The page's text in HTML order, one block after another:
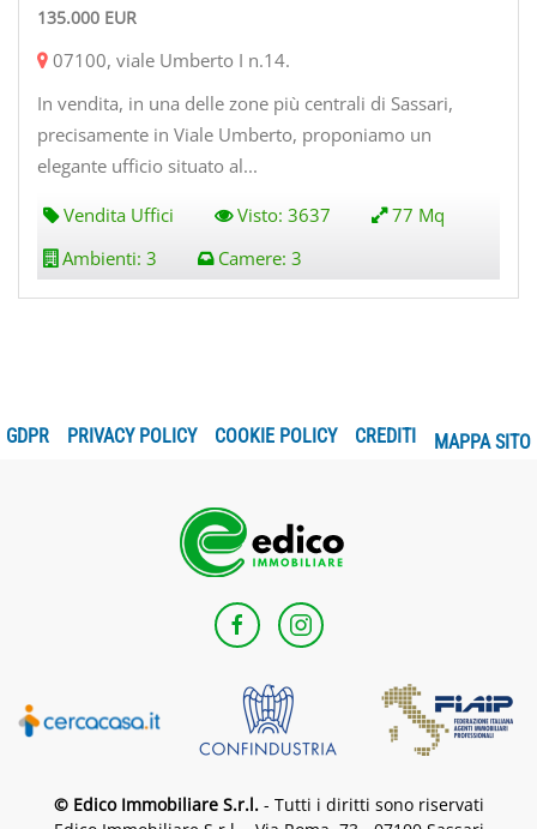
135.000 EUR
07100, viale Umberto I n.14.
In vendita, in una delle zone più centrali di Sassari,
precisamente in Viale Umberto, proponiamo un
elegante ufficio situato al...
Vendita Uffici Visto: 3637
77 Mq
Ambienti: 3 Camere: 3
GDPR PRIVACY POLICY COOKIE POLICY CREDITI MAPPA SITO
© Edico Immobiliare S.r.l.- Tutti i diritti sono riservati